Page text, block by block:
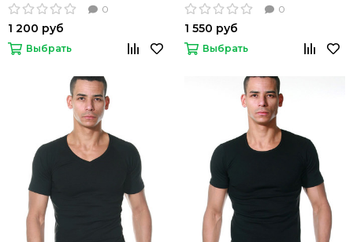
короткий рукав 0
1 200 руб
Выбрать
0
1 550 руб
Выбрать